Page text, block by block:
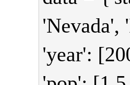
'Nevada',
'year':